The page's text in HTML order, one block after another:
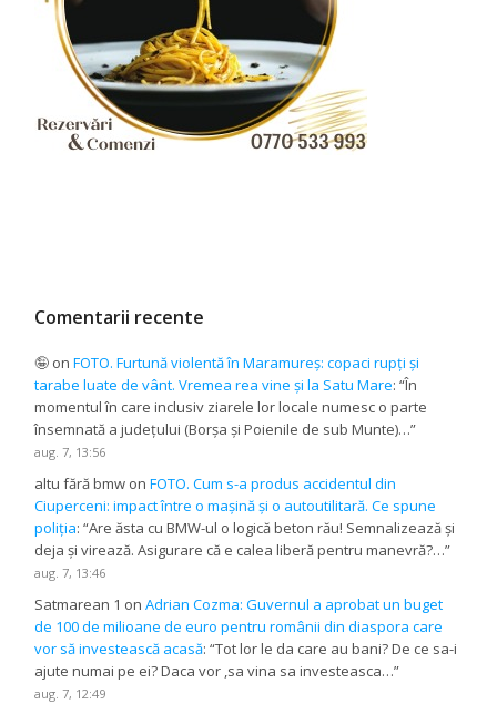
Comentarii recente
🤪 onFOTO. Furtună violentă în Maramureș: copaci rupți și
tarabe luate de vânt. Vremea rea vine și la Satu Mare: “În
momentul în care inclusiv ziarele lor locale numesc o parte
însemnată a județului (Borșa și Poienile de sub Munte)…”
aug. 7, 13:56
altu fără bmw onFOTO. Cum s-a produs accidentul din
Ciuperceni: impact între o mașină și o autoutilitară. Ce spune
poliția: “Are ăsta cu BMW-ul o logică beton rău! Semnalizează și
deja și virează. Asigurare că e calea liberă pentru manevră?…”
aug. 7, 13:46
Satmarean 1 onAdrian Cozma: Guvernul a aprobat un buget
de 100 de milioane de euro pentru românii din diaspora care
vor să investească acasă: “Tot lor le da care au bani? De ce sa-i
ajute numai pe ei? Daca vor ,sa vina sa investeasca…”
aug. 7, 12:49